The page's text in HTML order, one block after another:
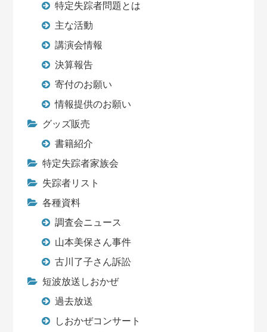
特定失踪者問題とは
主な活動
講演会情報
決算報告
寄付のお願い
情報提供のお願い
グッズ販売
書籍紹介
特定失踪者家族会
失踪者リスト
各種資料
調査会ニュース
山本美保さん事件
古川了子さん訴訟
短波放送しおかぜ
過去放送
しおかぜコンサート